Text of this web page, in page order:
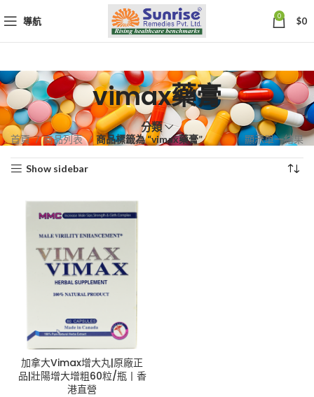
導航 0 $0
vimax藥膏
分類
首頁 商品列表 商品標籤為 “vimax藥膏” 顯示單一結果
Show sidebar
加拿大Vimax增大丸|原廠正
品|壯陽增大增粗60粒/瓶丨香
港直營